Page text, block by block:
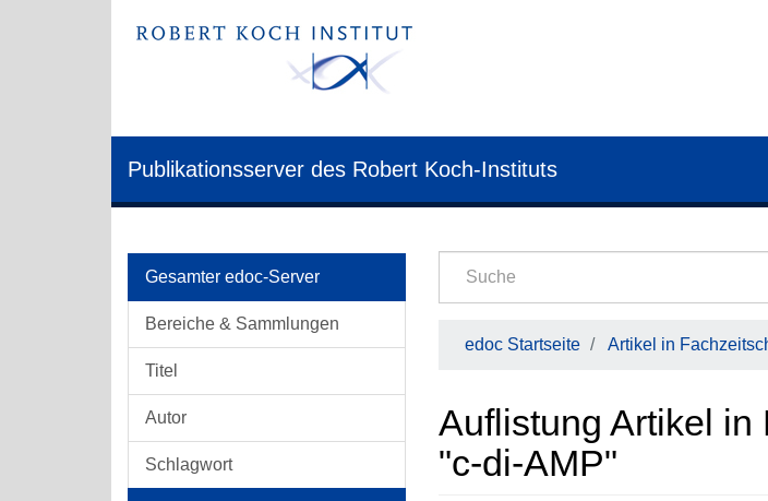
Publikationsserver des Robert Koch-Instituts
Gesamter edoc-Server
Bereiche & Sammlungen
Titel
Autor
Schlagwort
edoc Startseite Artikel in
Auflistung Artikel
"c-di-AMP"